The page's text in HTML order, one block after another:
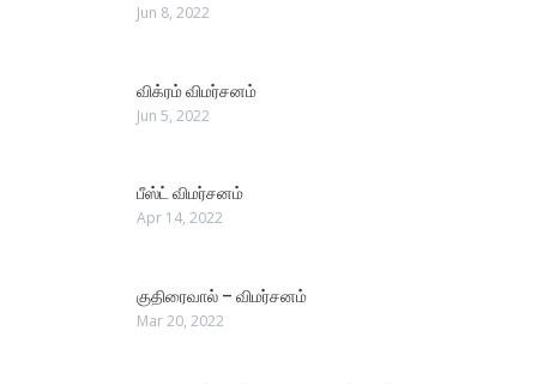
Jun 8, 2022
விக்ரம் விமர்சனம்
Jun 5, 2022
பீஸ்ட் விமர்சனம்
Apr 14, 2022
குதிரைவால் – விமர்சனம்
Mar 20, 2022